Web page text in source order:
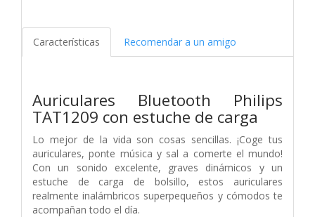
Características Recomendar a un amigo
Auriculares Bluetooth Philips
TAT1209 con estuche de carga
Lo mejor de la vida son cosas sencillas. ¡Coge tus
auriculares, ponte música y sal a comerte el mundo!
Con un sonido excelente, graves dinámicos y un
estuche de carga de bolsillo, estos auriculares
realmente inalámbricos superpequeños y cómodos te
acompañan todo el día.